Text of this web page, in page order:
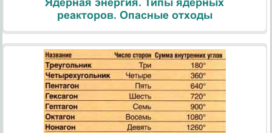
реакторов. Опасные отходы